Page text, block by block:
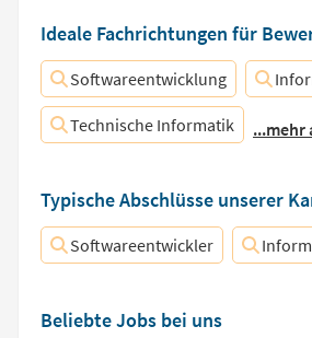
Ideale Fachrichtungen für
Softwareentwicklung
Technische Informatik ...mehr
Typische Abschlüsse unserer
Softwareentwickler
Beliebte Jobs bei uns